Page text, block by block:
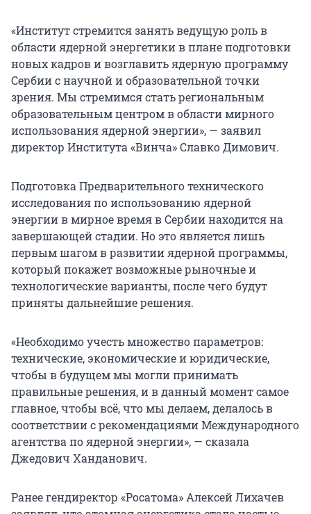
«Институт стремится занять ведущую роль в
области ядерной энергетики в плане подготовки
новых кадров и возглавить ядерную программу
Сербии с научной и образовательной точки
зрения. Мы стремимся стать региональным
образовательным центром в области мирного
использования ядерной энергии», — заявил
директор Института «Винча» Славко Димович.
Подготовка Предварительного технического
исследования по использованию ядерной
энергии в мирное время в Сербии находится на
завершающей стадии. Но это является лишь
первым шагом в развитии ядерной программы,
который покажет возможные рыночные и
технологические варианты, после чего будут
приняты дальнейшие решения.
«Необходимо учесть множество параметров:
технические, экономические и юридические,
чтобы в будущем мы могли принимать
правильные решения, и в данный момент самое
главное, чтобы всё, что мы делаем, делалось в
соответствии с рекомендациями Международного
агентства по ядерной энергии», — сказала
Джедович Ханданович.
Ранее гендиректор «Росатома» Алексей Лихачев